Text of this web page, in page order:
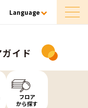
Language
イド
フロア
から探す